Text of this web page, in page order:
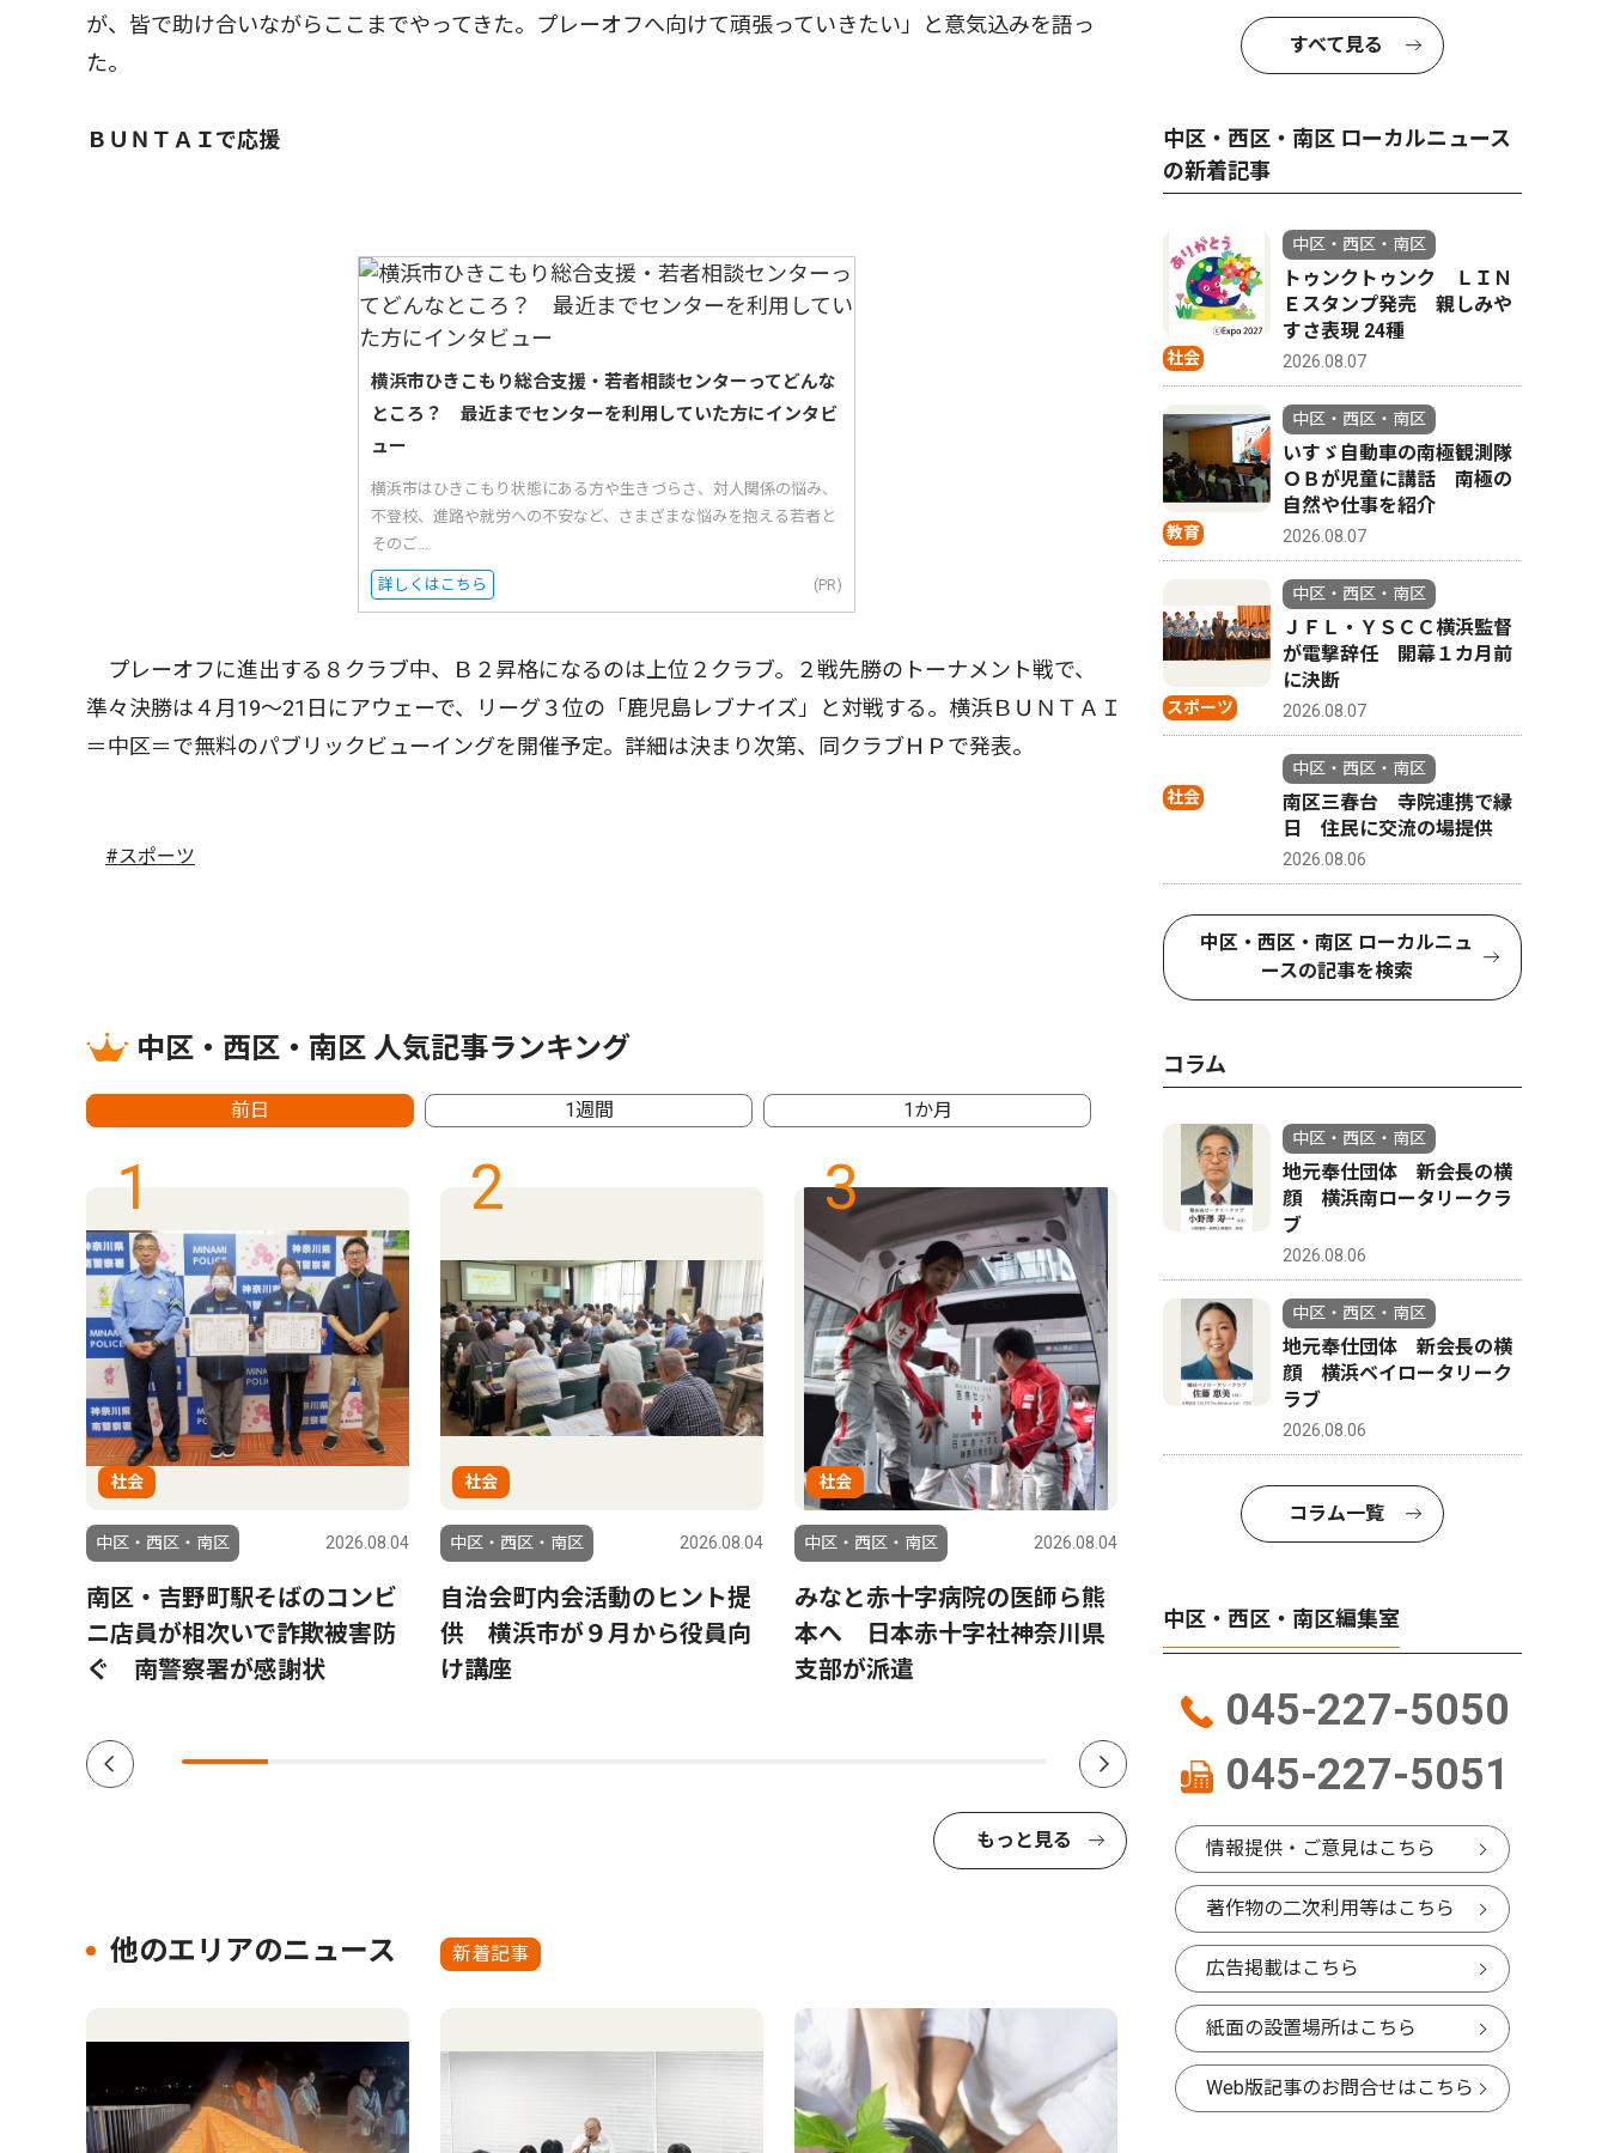
が、皆で助け合いながらここまでやってきた。プレーオフへ向けて頑張っていきたい」と意気込みを語っ
た。
ＢＵＮＴＡＩで応援
横浜市ひきこもり総合支援・若者相談センターってどんな
ところ？ 最近までセンターを利用していた方にインタビ
ュー
横浜市はひきこもり状態にある方や生きづらさ、対人関係の悩み、
不登校、進路や就労への不安など、さまざまな悩みを抱える若者と
そのご...
詳しくはこちら (PR)
プレーオフに進出する８クラブ中、Ｂ２昇格になるのは上位２クラブ。２戦先勝のトーナメント戦で、
準々決勝は４月19〜21日にアウェーで、リーグ３位の「鹿児島レブナイズ」と対戦する。横浜ＢＵＮＴＡＩ
＝中区＝で無料のパブリックビューイングを開催予定。詳細は決まり次第、同クラブＨＰで発表。
#スポーツ
中区・西区・南区 人気記事ランキング
前日 1週間 1か月
1
社会
中区・西区・南区 2026.08.04
南区・吉野町駅そばのコンビ
ニ店員が相次いで詐欺被害防
ぐ 南警察署が感謝状
2
社会
中区・西区・南区 2026.08.04
自治会町内会活動のヒント提
供 横浜市が９月から役員向
け講座
3
社会
中区・西区・南区 2026.08.04
みなと赤十字病院の医師ら熊
本へ 日本赤十字社神奈川県
支部が派遣
4
中区・西区・南区 2026.08.01
告発職員に直接謝罪 「初め
もっと見る
他のエリアのニュース 新着記事
すべて見る
中区・西区・南区 ローカルニュース
の新着記事
社会
中区・西区・南区
トゥンクトゥンク ＬＩＮ
Ｅスタンプ発売 親しみや
すさ表現 24種
2026.08.07
教育
中区・西区・南区
いすゞ自動車の南極観測隊
ＯＢが児童に講話 南極の
自然や仕事を紹介
2026.08.07
スポーツ
中区・西区・南区
ＪＦＬ・ＹＳＣＣ横浜監督
が電撃辞任 開幕１カ月前
に決断
2026.08.07
社会
中区・西区・南区
南区三春台 寺院連携で縁
日 住民に交流の場提供
2026.08.06
中区・西区・南区 ローカルニュ
ースの記事を検索
コラム
中区・西区・南区
地元奉仕団体 新会長の横
顔 横浜南ロータリークラ
ブ
2026.08.06
中区・西区・南区
地元奉仕団体 新会長の横
顔 横浜ベイロータリーク
ラブ
2026.08.06
コラム一覧
中区・西区・南区編集室
045-227-5050
045-227-5051
情報提供・ご意見はこちら
著作物の二次利用等はこちら
広告掲載はこちら
紙面の設置場所はこちら
Web版記事のお問合せはこちら